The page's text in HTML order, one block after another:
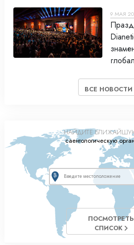
9 МАЯ
ВСЕ НОВОСТИ
НАЙДИТЕ
саентологическую
ПОСМОТРЕТЬ
СПИСОК